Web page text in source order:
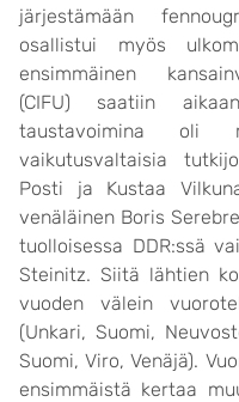
järjestämään
osallistui myös
ensimmäinen
(CIFU) saatiin
taustavoimina oli
vaikutusvaltaisia
Posti ja Kustaa
venäläinen Boris
tuolloisessa DDR:ssä
Steinitz. Siitä lähtien
vuoden välein
(Unkari, Suomi,
Suomi, Viro, Venäjä).
ensimmäistä kertaa